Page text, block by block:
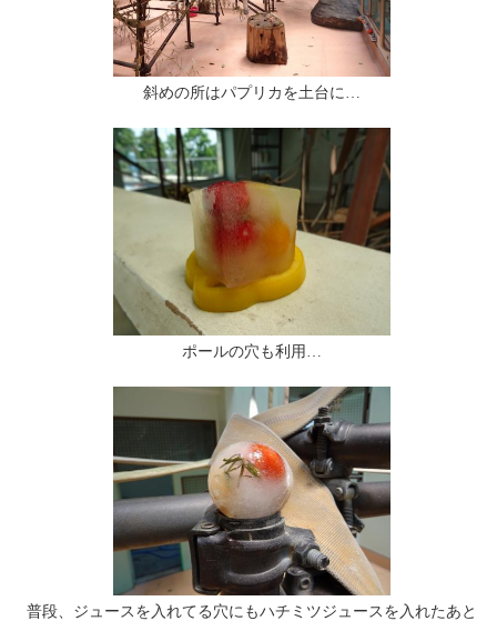
斜めの所はパプリカを土台に…
ポールの穴も利用…
普段、ジュースを入れてる穴にもハチミツジュースを入れたあと